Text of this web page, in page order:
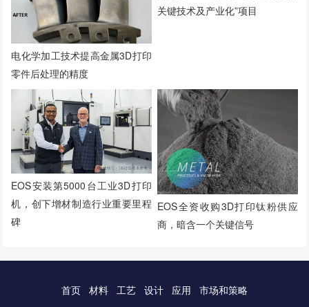
电化学加工技术提高金属3D打印
零件后处理的精度
关键技术及产业化”项目
EOS安装第5000台工业3D打印
机，创下增材制造行业重要里程
碑
EOS全资收购3D打印钛粉供应
商，暗含一个关键信号
首页 材料 工艺 设计 应用 市场和策略